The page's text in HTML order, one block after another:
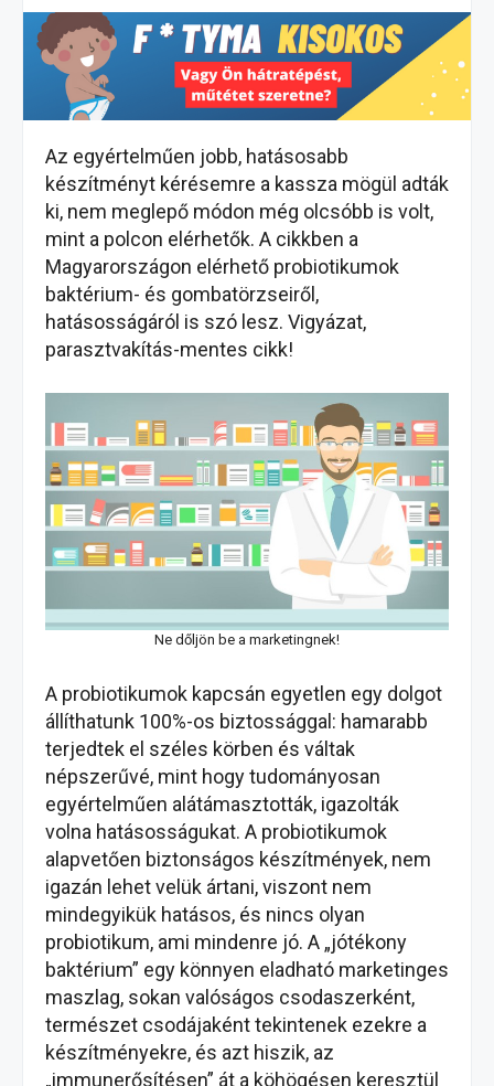
Az egyértelműen jobb, hatásosabb
készítményt kérésemre a kassza mögül adták
ki, nem meglepő módon még olcsóbb is volt,
mint a polcon elérhetők. A cikkben a
Magyarországon elérhető probiotikumok
baktérium- és gombatörzseiről,
hatásosságáról is szó lesz. Vigyázat,
parasztvakítás-mentes cikk!
Ne dőljön be a marketingnek!
A probiotikumok kapcsán egyetlen egy dolgot
állíthatunk 100%-os biztossággal: hamarabb
terjedtek el széles körben és váltak
népszerűvé, mint hogy tudományosan
egyértelműen alátámasztották, igazolták
volna hatásosságukat. A probiotikumok
alapvetően biztonságos készítmények, nem
igazán lehet velük ártani, viszont nem
mindegyikük hatásos, és nincs olyan
probiotikum, ami mindenre jó. A „jótékony
baktérium” egy könnyen eladható marketinges
maszlag, sokan valóságos csodaszerként,
természet csodájaként tekintenek ezekre a
készítményekre, és azt hiszik, az
„immunerősítésen” át a köhögésen keresztül